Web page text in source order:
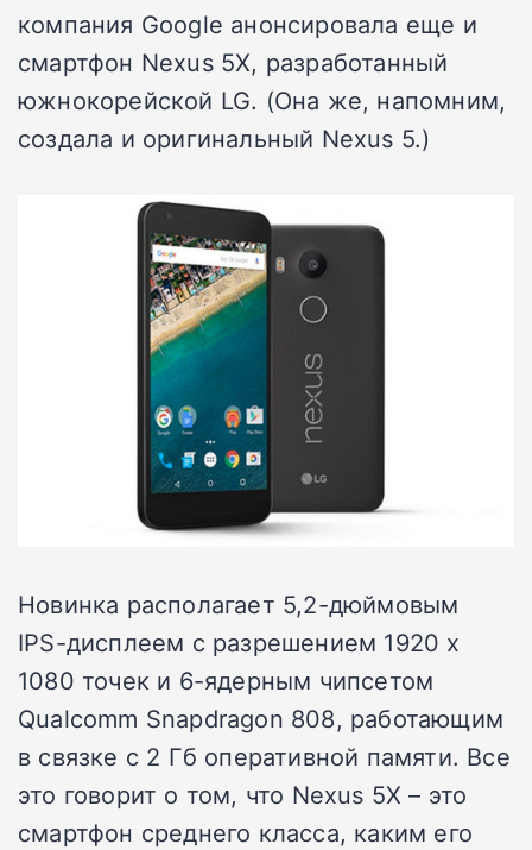
компания Google анонсировала еще и
смартфон Nexus 5X, разработанный
южнокорейской LG. (Она же, напомним,
создала и оригинальный Nexus 5.)
Новинка располагает 5,2-дюймовым
IPS-дисплеем с разрешением 1920 х
1080 точек и 6-ядерным чипсетом
Qualcomm Snapdragon 808, работающим
в связке с 2 Гб оперативной памяти. Все
это говорит о том, что Nexus 5X – это
смартфон среднего класса, каким его